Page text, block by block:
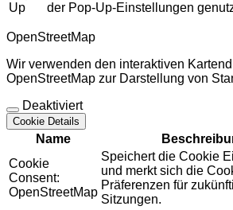
Up
der Pop-Up-Einstellungen
OpenStreetMap
Wir verwenden den interaktiven
OpenStreetMap zur Darstellung von
Deaktiviert
Cookie Details
Name
Cookie
Consent:
OpenStreetMap
Speichert die Cookie
und merkt sich die
Präferenzen für
Sitzungen.